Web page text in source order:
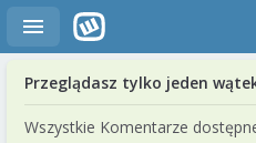
Przeglądasz tylko jeden
Wszystkie Komentarze